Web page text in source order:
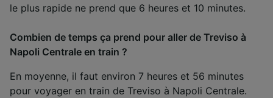
le plus rapide ne prend que 6 heures et 10 minutes.
Combien de temps ça prend pour aller de Treviso à
Napoli Centrale en train ?
En moyenne, il faut environ 7 heures et 56 minutes
pour voyager en train de Treviso à Napoli Centrale.